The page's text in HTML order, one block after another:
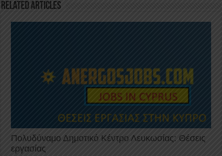
k
Related Articles
Πολυδύναμο Δημοτικό Κέντρο Λευκωσίας: Θέσεις
εργασίας